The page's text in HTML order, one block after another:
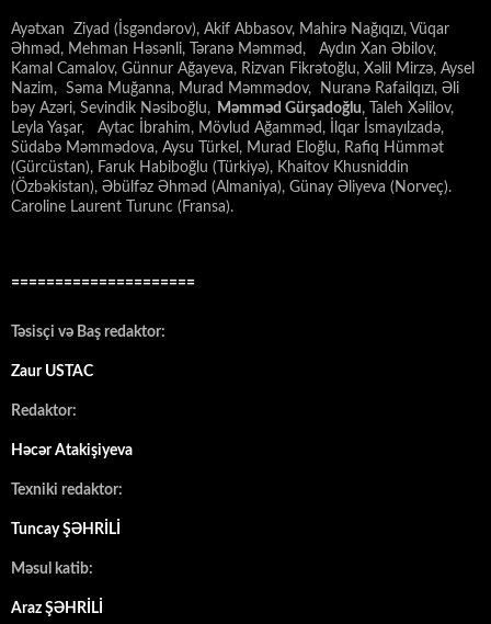
Ayətxan Ziyad (İsgəndərov), Akif Abbasov, Mahirə Nağıqızı, Vüqar
Əhməd, Mehman Həsənli, Təranə Məmməd, Aydın Xan Əbilov,
Kamal Camalov, Günnur Ağayeva, Rizvan Fikrətoğlu, Xəlil Mirzə, Aysel
Nazim, Səma Muğanna, Murad Məmmədov, Nuranə Rafailqızı, Əli
bəy Azəri, Sevindik Nəsiboğlu, Məmməd Gürşadoğlu, Taleh Xəlilov,
Leyla Yaşar, Aytac İbrahim, Mövlud Ağamməd, İlqar İsmayılzadə,
Südabə Məmmədova, Aysu Türkel, Murad Eloğlu, Rafiq Hümmət
(Gürcüstan), Faruk Habiboğlu (Türkiyə), Khaitov Khusniddin
(Özbəkistan), Əbülfəz Əhməd (Almaniya), Günay Əliyeva (Norveç).
Caroline Laurent Turunc (Fransa).
=====================
Təsisçi və Baş redaktor:
Zaur USTAC
Redaktor:
Həcər Atakişiyeva
Texniki redaktor:
Tuncay ŞƏHRİLİ
Məsul katib:
Araz ŞƏHRİLİ